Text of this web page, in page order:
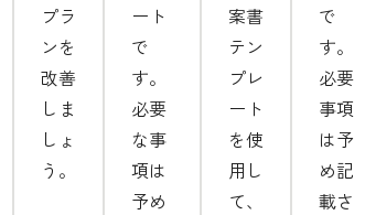
プラ
ンを
改善
しま
しょ
う。
ート
で
す。
必要
な事
項は
予め
案書
テン
プレ
ート
を使
用し
て、
で
す。
必要
事項
は予
め記
載さ